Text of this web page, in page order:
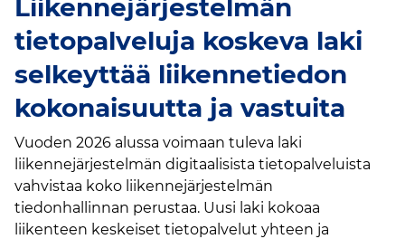
Liikennejärjestelmän
tietopalveluja koskeva laki
selkeyttää liikennetiedon
kokonaisuutta ja vastuita
Vuoden 2026 alussa voimaan tuleva laki
liikennejärjestelmän digitaalisista tietopalveluista
vahvistaa koko liikennejärjestelmän
tiedonhallinnan perustaa. Uusi laki kokoaa
liikenteen keskeiset tietopalvelut yhteen ja